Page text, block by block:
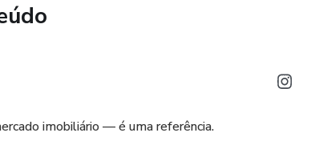
imobiliário — é uma referência.